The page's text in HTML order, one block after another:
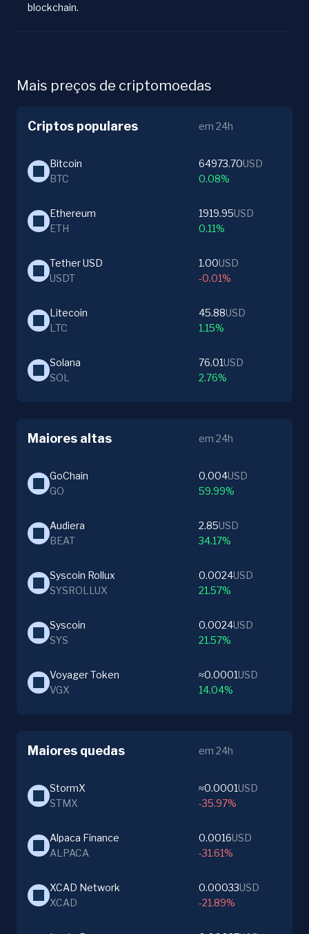
blockchain.
Mais preços de criptomoedas
Criptos populares em 24h
Bitcoin
BTC
64973.70USD
0.08%
Ethereum
ETH
1919.95USD
0.11%
Tether USD
USDT
1.00USD
-0.01%
Litecoin
LTC
45.88USD
1.15%
Solana
SOL
76.01USD
2.76%
Maiores altas em 24h
GoChain
GO
0.004USD
59.99%
Audiera
BEAT
2.85USD
34.17%
Syscoin Rollux
SYSROLLUX
0.0024USD
21.57%
Syscoin
SYS
0.0024USD
21.57%
Voyager Token
VGX
≈0.0001USD
14.04%
Maiores quedas em 24h
StormX
STMX
≈0.0001USD
-35.97%
Alpaca Finance
ALPACA
0.0016USD
-31.61%
XCAD Network
XCAD
0.00033USD
-21.89%